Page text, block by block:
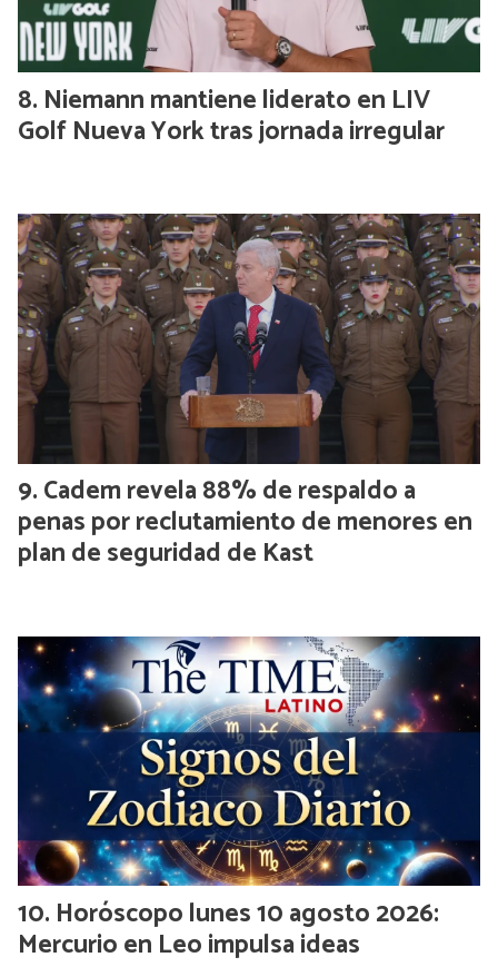
Niemann mantiene liderato en LIV
Golf Nueva York tras jornada irregular
Cadem revela 88% de respaldo a
penas por reclutamiento de menores en
plan de seguridad de Kast
Horóscopo lunes 10 agosto 2026:
Mercurio en Leo impulsa ideas